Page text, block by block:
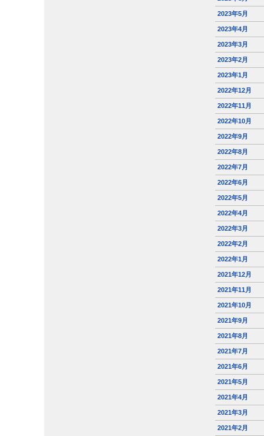
2023年5月
2023年4月
2023年3月
2023年2月
2023年1月
2022年12月
2022年11月
2022年10月
2022年9月
2022年8月
2022年7月
2022年6月
2022年5月
2022年4月
2022年3月
2022年2月
2022年1月
2021年12月
2021年11月
2021年10月
2021年9月
2021年8月
2021年7月
2021年6月
2021年5月
2021年4月
2021年3月
2021年2月